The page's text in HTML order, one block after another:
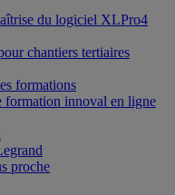
du logiciel XLPro4
chantiers tertiaires
formations
formation innoval en ligne
proche